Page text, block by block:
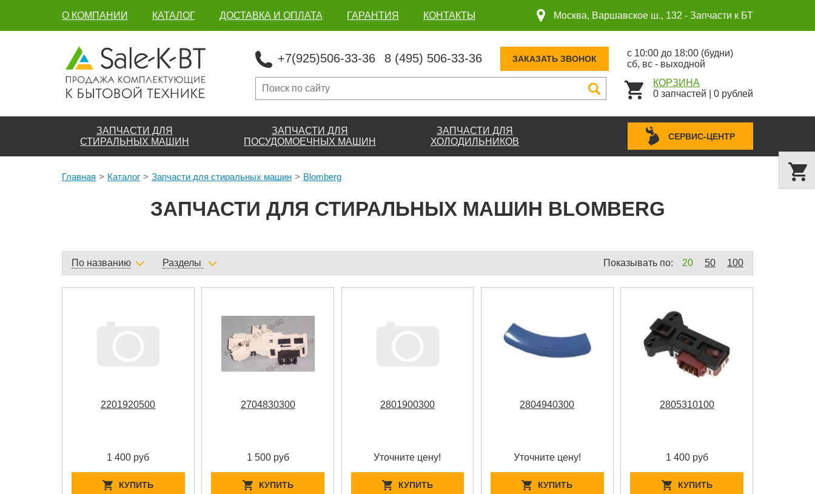
О КОМПАНИИ КАТАЛОГ ДОСТАВКА И ОПЛАТА ГАРАНТИЯ КОНТАКТЫ Москва, Варшавское ш., 132 - Запчасти к БТ
+7(925)506-33-36 8 (495) 506-33-36 ЗАКАЗАТЬ ЗВОНОК
с 10:00 до 18:00 (будни)
сб, вс - выходной
КОРЗИНА
0 запчастей 0 рублей
ЗАПЧАСТИ ДЛЯ
СТИРАЛЬНЫХ МАШИН
ЗАПЧАСТИ ДЛЯ
ПОСУДОМОЕЧНЫХ МАШИН
ЗАПЧАСТИ ДЛЯ
ХОЛОДИЛЬНИКОВ
СЕРВИС-ЦЕНТР
Главная Каталог Запчасти для стиральных машин Blomberg
ЗАПЧАСТИ ДЛЯ СТИРАЛЬНЫХ МАШИН BLOMBERG
По названию Разделы Показывать по: 20 50 100
2201920500
1 400 руб
КУПИТЬ
2704830300
1 500 руб
КУПИТЬ
2801900300
Уточните цену!
КУПИТЬ
2804940300
Уточните цену!
КУПИТЬ
2805310100
1 400 руб
КУПИТЬ